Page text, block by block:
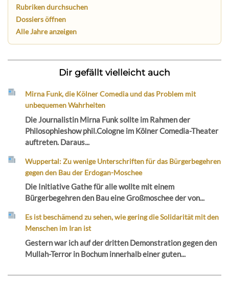
Rubriken durchsuchen
Dossiers öffnen
Alle Jahre anzeigen
Dir gefällt vielleicht auch
Mirna Funk, die Kölner Comedia und das Problem mit
unbequemen Wahrheiten
Die Journalistin Mirna Funk sollte im Rahmen der
Philosophieshow phil.Cologne im Kölner Comedia-Theater
auftreten. Daraus...
Wuppertal: Zu wenige Unterschriften für das Bürgerbegehren
gegen den Bau der Erdogan-Moschee
Die Initiative Gathe für alle wollte mit einem
Bürgerbegehren den Bau eine Großmoschee der von...
Es ist beschämend zu sehen, wie gering die Solidarität mit den
Menschen im Iran ist
Gestern war ich auf der dritten Demonstration gegen den
Mullah-Terror in Bochum innerhalb einer guten...